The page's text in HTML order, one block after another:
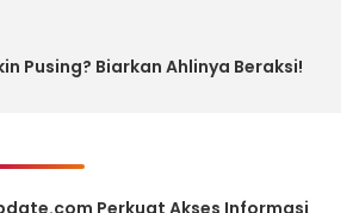
Pusing? Biarkan Ahlinya Beraksi!